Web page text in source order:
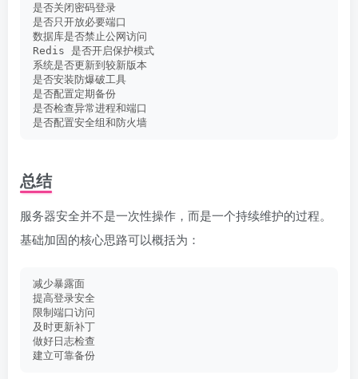
是否关闭密码登录
是否只开放必要端口
数据库是否禁止公网访问
Redis 是否开启保护模式
系统是否更新到较新版本
是否安装防爆破工具
是否配置定期备份
是否检查异常进程和端口
是否配置安全组和防火墙
总结
服务器安全并不是一次性操作，而是一个持续维护的过程。
基础加固的核心思路可以概括为：
减少暴露面
提高登录安全
限制端口访问
及时更新补丁
做好日志检查
建立可靠备份